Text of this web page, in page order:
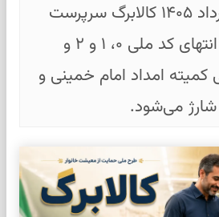
فردا جمعه ۱۵ خرداد ۱۴۰۵ کالابرگ سرپرست
خانوارهای با رقم انتهای کد ملی ۰، ۱ و ۲ و
کمیته امداد امام خمینی و
شارژ می‌شود.